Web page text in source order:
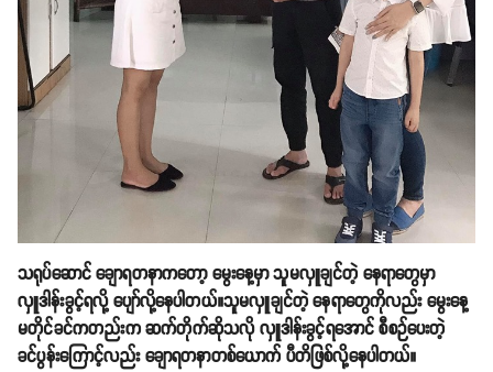
သရုပ်ဆောင် ချောရတနာကတော့ မွေးနေ့မှာ သူမလှူချင်တဲ့ နေရာတွေမှာ
လှူဒါန်းခွင့်ရလို့ ပျော်လို့နေပါတယ်။သူမလှူချင်တဲ့ နေရာတွေကိုလည်း မွေးနေ့
မတိုင်ခင်ကတည်းက ဆက်တိုက်ဆိုသလို လှူဒါန်းခွင့်ရအောင် စီစဉ်ပေးတဲ့
ခင်ပွန်းကြောင့်လည်း ချောရတနာတစ်ယောက် ပီတိဖြစ်လို့နေပါတယ်။